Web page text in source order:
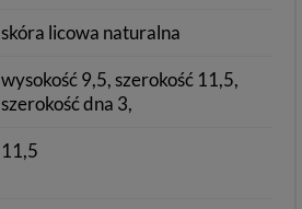
skóra licowa naturalna
wysokość 9,5, szerokość 11,5,
szerokość dna 3,
11,5